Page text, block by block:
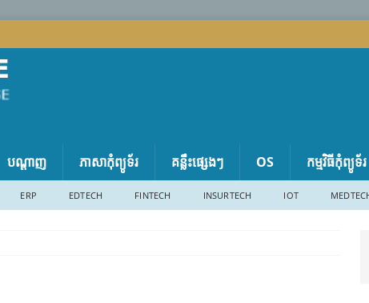
បណ្តាញ ភាសា​កុំព្យូទ័រ គន្លឹះផ្សេងៗ OS កម្មវិធីកុំព្យូទ័រ
ERP EDTECH FINTECH INSURTECH IOT